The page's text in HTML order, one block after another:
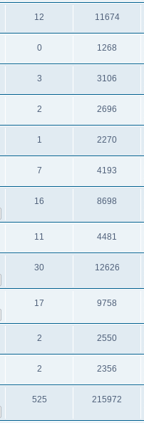
12 11674
0 1268
3 3106
2 2696
1 2270
7 4193
16 8698
11 4481
30 12626
17 9758
2 2550
2 2356
525 215972